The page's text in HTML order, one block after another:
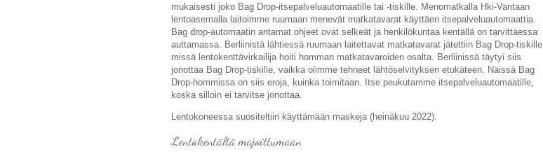
mukaisesti joko Bag Drop-itsepalveluautomaatille tai -tiskille. Menomatkalla Hki-Vantaan
lentoasemalla laitoimme ruumaan menevät matkatavarat käyttäen itsepalveluautomaattia.
Bag drop-automaatin antamat ohjeet ovat selkeät ja henkilökuntaa kentällä on tarvittaessa
auttamassa. Berliinistä lähtiessä ruumaan laitettavat matkatavarat jätettiin Bag Drop-tiskille,
missä lentokenttävirkailija hoiti homman matkatavaroiden osalta. Berliinissä täytyi siis
jonottaa Bag Drop-tiskille, vaikka olimme tehneet lähtöselvityksen etukäteen. Näissä Bag
Drop-hommissa on siis eroja, kuinka toimitaan. Itse peukutamme itsepalveluautomaatille,
koska silloin ei tarvitse jonottaa.
Lentokoneessa suositeltiin käyttämään maskeja (heinäkuu 2022).
Lentokentältä majoittumaan